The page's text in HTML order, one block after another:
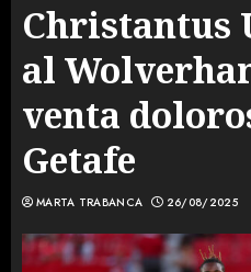
Christantus
al
venta
Getafe
MARTA TRABANCA 26/08/2025